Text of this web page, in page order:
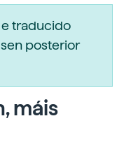
e traducido
posterior
máis